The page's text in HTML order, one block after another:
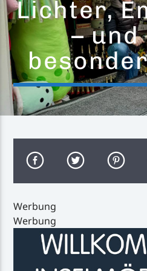
Aktueller Titel
Giovanni Zarrella
Inselradio Föhr
Lichter,
– und
Werbung
Werbung